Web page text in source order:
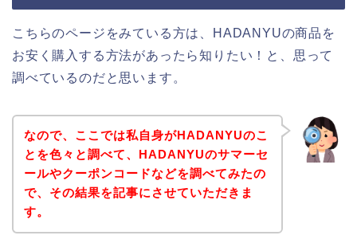
こちらのページをみている方は、HADANYUの商品を
お安く購入する方法があったら知りたい！と、思って
調べているのだと思います。
なので、ここでは私自身がHADANYUのこ
とを色々と調べて、HADANYUのサマーセ
ールやクーポンコードなどを調べてみたの
で、その結果を記事にさせていただきま
す。